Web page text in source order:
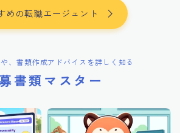
めの転職エージェント
、書類作成アドバイスを詳しく知る
書類マスター